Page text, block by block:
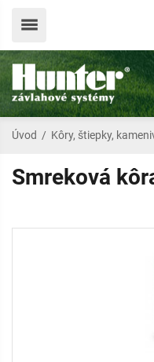
Úvod / Kôry, štiepky,
Smreková